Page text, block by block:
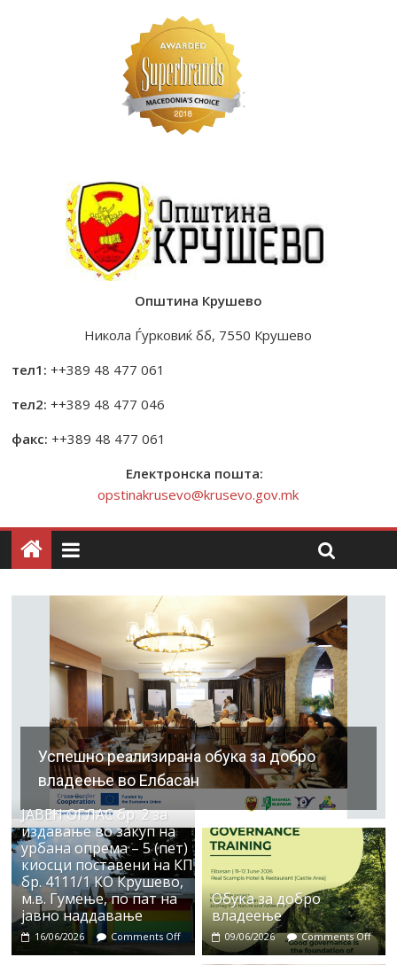
Општина Крушево
Никола Ѓурковиќ бб, 7550 Крушево
тел1: ++389 48 477 061
тел2: ++389 48 477 046
факс: ++389 48 477 061
Електронска пошта:
opstinakrusevo@krusevo.gov.mk
Успешно реализирана обука за добро
владеење во Елбасан
ЈАВЕН ОГЛАС бр. 2 за
издавање во закуп на
урбана опрема – 5 (пет)
киосци поставени на КП
бр. 4111/1 КО Крушево,
м.в. Гумење, по пат на
јавно наддавање
16/06/2026 Comments Off
Обука за добро
владеење
09/06/2026 Comments Off